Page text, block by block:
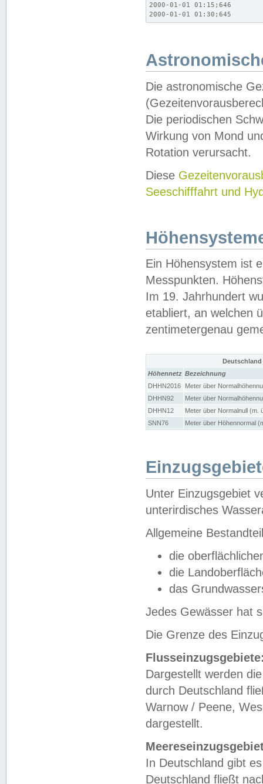
2000-01-01 01:15;646
2000-01-01 01:30;645
Die astronomische
Die periodischen
Wirkung von Mond
Rotation verursacht.
Diese
Seeschifffahrt und
Ein Höhensystem ist
Messpunkten.
Im 19. Jahrhundert
etabliert, an welchen
zentimetergenau
Höhennetz Bezeichnung
DHHN2016
Meter über
DHHN92
Meter über
DHHN12
Meter über Normalnull (m.
SNN76
Meter über Höhennormal
Unter Einzugsgebiet
unterirdisches
Allgemeine
die
die
das
Jedes Gewässer hat
Die Grenze des
Dargestellt werden
durch Deutschland
Warnow / Peene,
dargestellt.
In Deutschland gibt
Deutschland fließt